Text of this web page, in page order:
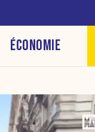
ÉCONOMIE